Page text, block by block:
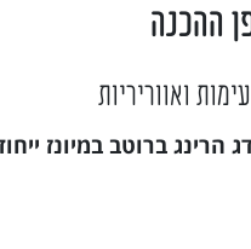
ההכנה
ואווריריות
ברוטב במיונז